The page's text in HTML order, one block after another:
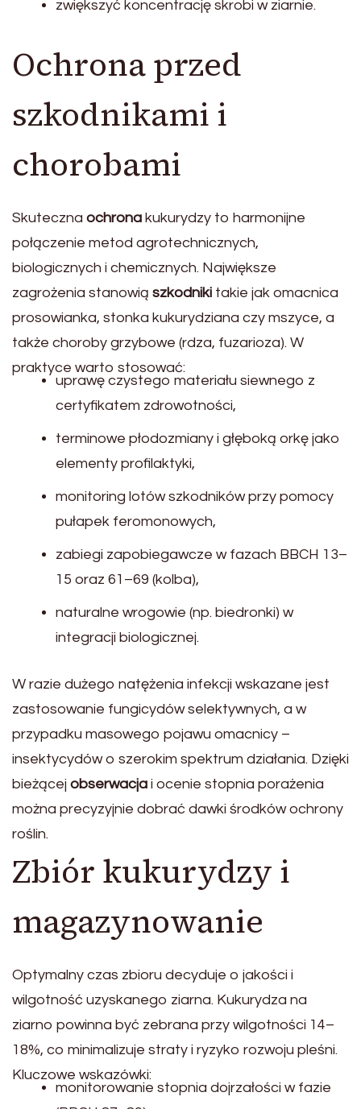
zwiększyć koncentrację skrobi w ziarnie.
Ochrona przed
szkodnikami i
chorobami
Skuteczna ochrona kukurydzy to harmonijne
połączenie metod agrotechnicznych,
biologicznych i chemicznych. Największe
zagrożenia stanowią szkodniki takie jak omacnica
prosowianka, stonka kukurydziana czy mszyce, a
także choroby grzybowe (rdza, fuzarioza). W
praktyce warto stosować:
uprawę czystego materiału siewnego z
certyfikatem zdrowotności,
terminowe płodozmiany i głęboką orkę jako
elementy profilaktyki,
monitoring lotów szkodników przy pomocy
pułapek feromonowych,
zabiegi zapobiegawcze w fazach BBCH 13–
15 oraz 61–69 (kolba),
naturalne wrogowie (np. biedronki) w
integracji biologicznej.
W razie dużego natężenia infekcji wskazane jest
zastosowanie fungicydów selektywnych, a w
przypadku masowego pojawu omacnicy –
insektycydów o szerokim spektrum działania. Dzięki
bieżącej obserwacja i ocenie stopnia porażenia
można precyzyjnie dobrać dawki środków ochrony
roślin.
Zbiór kukurydzy i
magazynowanie
Optymalny czas zbioru decyduje o jakości i
wilgotność uzyskanego ziarna. Kukurydza na
ziarno powinna być zebrana przy wilgotności 14–
18%, co minimalizuje straty i ryzyko rozwoju pleśni.
Kluczowe wskazówki:
monitorowanie stopnia dojrzałości w fazie